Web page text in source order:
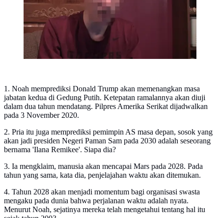
1. Noah memprediksi Donald Trump akan memenangkan masa
jabatan kedua di Gedung Putih. Ketepatan ramalannya akan diuji
dalam dua tahun mendatang. Pilpres Amerika Serikat dijadwalkan
pada 3 November 2020.
2. Pria itu juga memprediksi pemimpin AS masa depan, sosok yang
akan jadi presiden Negeri Paman Sam pada 2030 adalah seseorang
bernama 'Ilana Remikee'. Siapa dia?
3. Ia mengklaim, manusia akan mencapai Mars pada 2028. Pada
tahun yang sama, kata dia, penjelajahan waktu akan ditemukan.
4. Tahun 2028 akan menjadi momentum bagi organisasi swasta
mengaku pada dunia bahwa perjalanan waktu adalah nyata.
Menurut Noah, sejatinya mereka telah mengetahui tentang hal itu